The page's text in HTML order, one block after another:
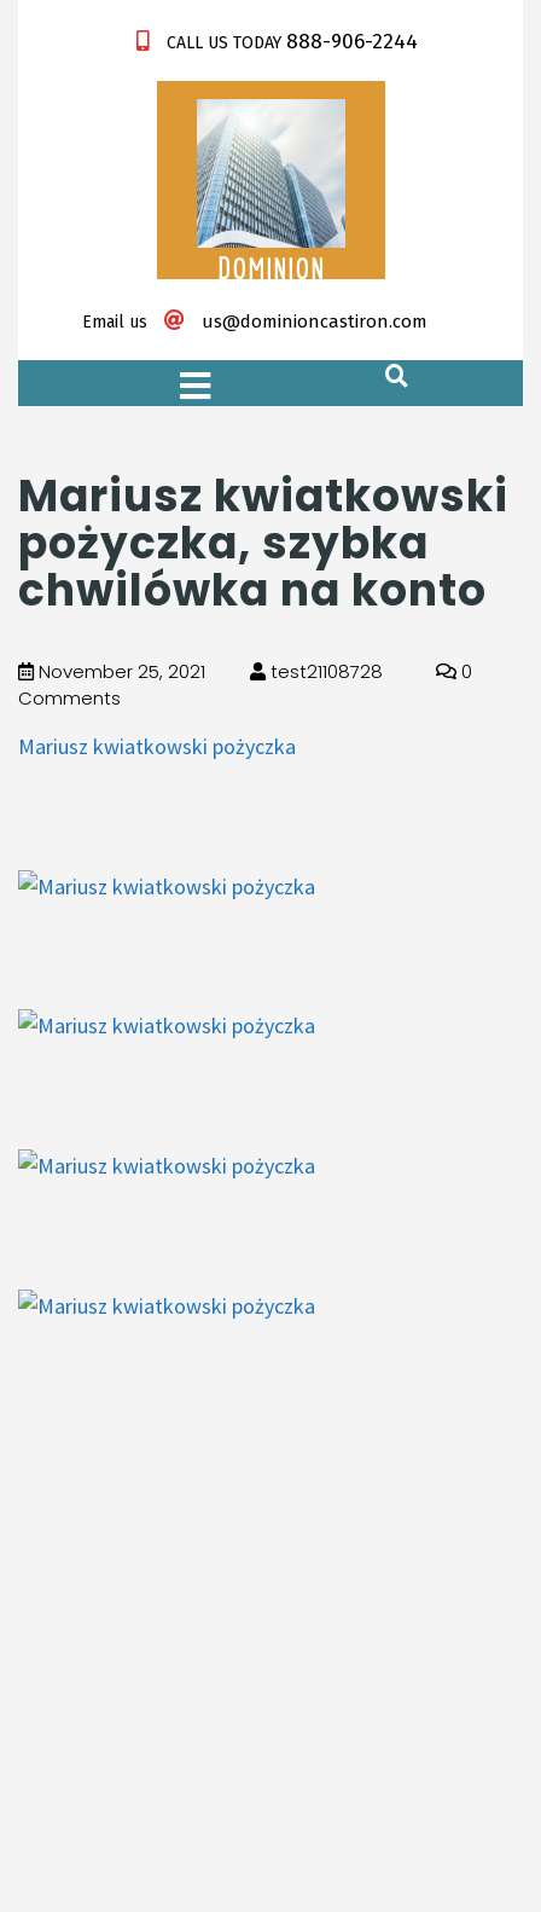
CALL US TODAY 888-906-2244
DOMINION
CASTIRON
Email us us@dominioncastiron.com
Mariusz kwiatkowski
pożyczka, szybka
chwilówka na konto
November 25, 2021 test21108728
0
Comments
Mariusz kwiatkowski pożyczka